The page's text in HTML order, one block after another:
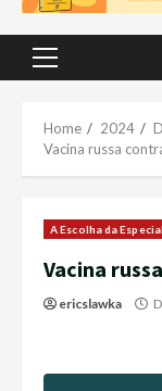
Primary
Home 2024
Vacina russa
A Escolha da
Vacina
ericslawka